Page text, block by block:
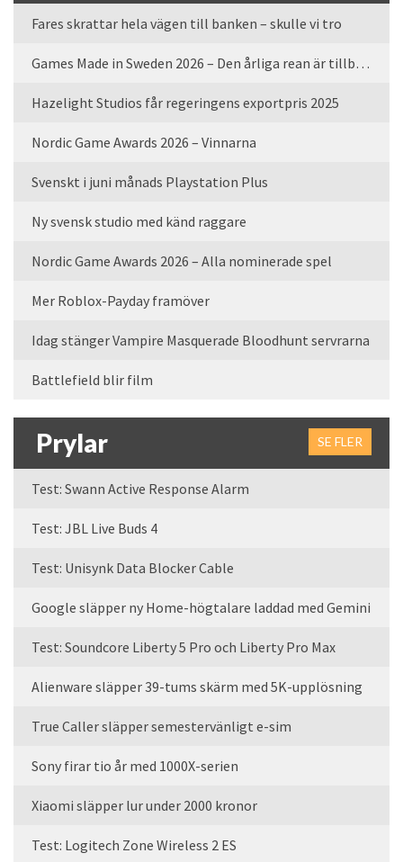
Fares skrattar hela vägen till banken – skulle vi tro
Games Made in Sweden 2026 – Den årliga rean är tillbaka
Hazelight Studios får regeringens exportpris 2025
Nordic Game Awards 2026 – Vinnarna
Svenskt i juni månads Playstation Plus
Ny svensk studio med känd raggare
Nordic Game Awards 2026 – Alla nominerade spel
Mer Roblox-Payday framöver
Idag stänger Vampire Masquerade Bloodhunt servrarna
Battlefield blir film
Prylar SE FLER
Test: Swann Active Response Alarm
Test: JBL Live Buds 4
Test: Unisynk Data Blocker Cable
Google släpper ny Home-högtalare laddad med Gemini
Test: Soundcore Liberty 5 Pro och Liberty Pro Max
Alienware släpper 39-tums skärm med 5K-upplösning
True Caller släpper semestervänligt e-sim
Sony firar tio år med 1000X-serien
Xiaomi släpper lur under 2000 kronor
Test: Logitech Zone Wireless 2 ES